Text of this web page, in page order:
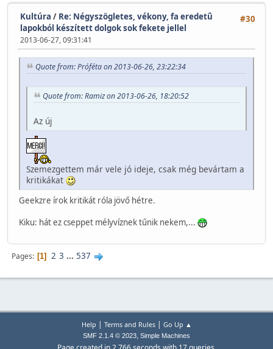
#30
Kultúra / Re: Négyszögletes, vékony, fa eredetû
lapokból készített dolgok sok fekete jellel
2013-06-27, 09:31:41
Quote from: Próféta on 2013-06-26, 23:22:34
Quote from: Ramiz on 2013-06-26, 18:20:52
Az új
Szemezgettem már vele jó ideje, csak még bevártam a
kritikákat
Geekzre írok kritikát róla jövő hétre.
Kiku: hát ez cseppet mélyvíznek tűnik nekem,...
Pages 1 2 3 ... 537
Help Terms and Rules| Go Up ▲
SMF 2.1.4 © 2023, Simple Machines